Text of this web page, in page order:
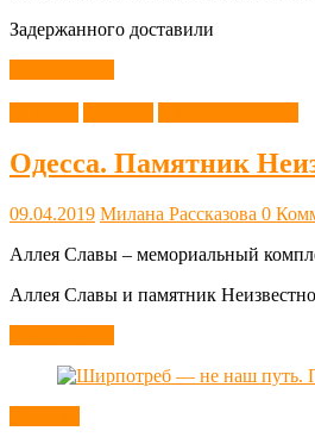
Задержанного доставили
Одесса. Памятник
09.04.2019 Милана Рассказова 0
Аллея Славы – мемориальный
Аллея Славы и памятник